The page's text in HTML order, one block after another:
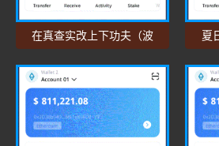
在真查实改上下功夫（波
场钱包树立和践
夏